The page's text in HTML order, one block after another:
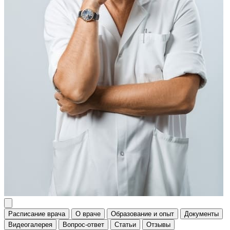
Расписание врача О враче Образование и опыт
Документы
Видеогалерея
Вопрос-ответ Статьи Отзывы